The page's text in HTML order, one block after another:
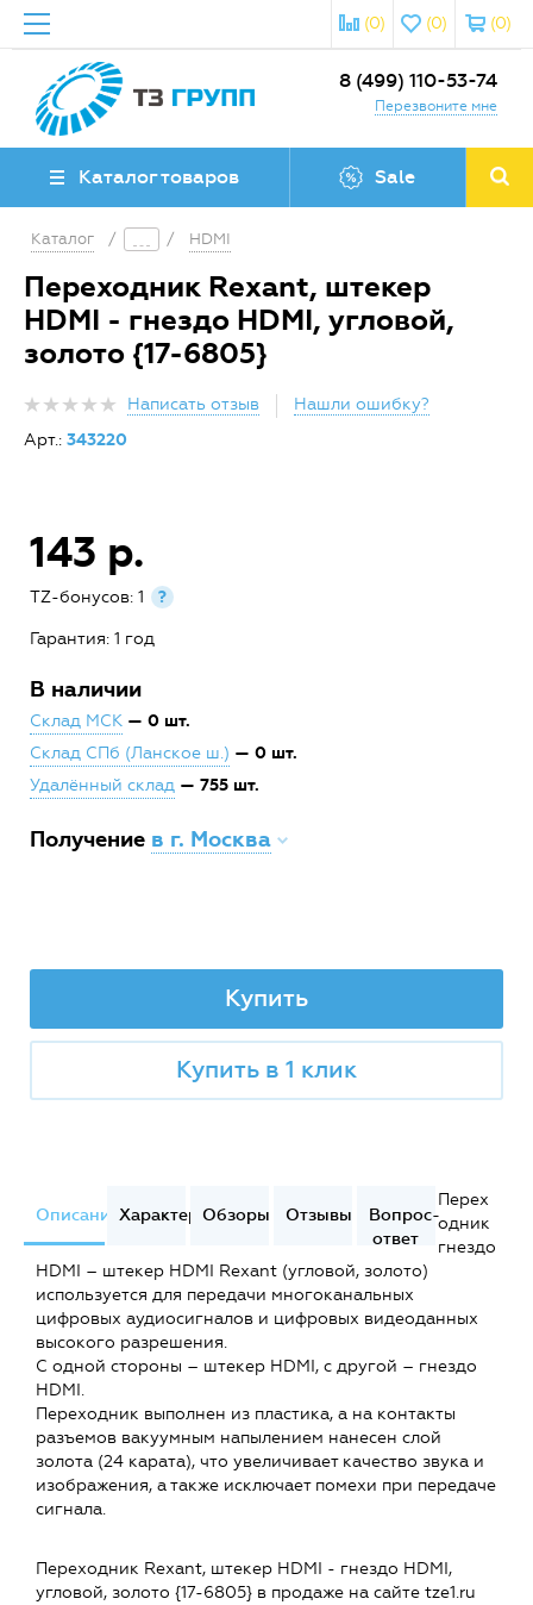
(0)
(0)
(0)
8 (499) 110-53-74
Перезвоните мне
Каталог товаров Sale
Каталог / / HDMI
Переходник Rexant, штекер
HDMI - гнездо HDMI, угловой,
золото {17-6805}
Написать отзыв
Нашли ошибку?
Арт.: 343220
143 р.
TZ-бонусов: 1 ?
Гарантия: 1 год
В наличии
Склад МСК — 0 шт.
Склад СПб (Ланское ш.) — 0 шт.
Удалённый склад — 755 шт.
Получение в г. Москва
Купить
Купить в 1 клик
ОписаниеХарактеристики
Обзоры Отзывы
Вопрос-
ответ
Перех
одник
гнездо
HDMI – штекер HDMI Rexant (угловой, золото)
используется для передачи многоканальных
цифровых аудиосигналов и цифровых видеоданных
высокого разрешения.
С одной стороны – штекер HDMI, с другой – гнездо
HDMI.
Переходник выполнен из пластика, а на контакты
разъемов вакуумным напылением нанесен слой
золота (24 карата), что увеличивает качество звука и
изображения, а также исключает помехи при передаче
сигнала.
Переходник Rexant, штекер HDMI - гнездо HDMI,
угловой, золото {17-6805} в продаже на сайте tze1.ru